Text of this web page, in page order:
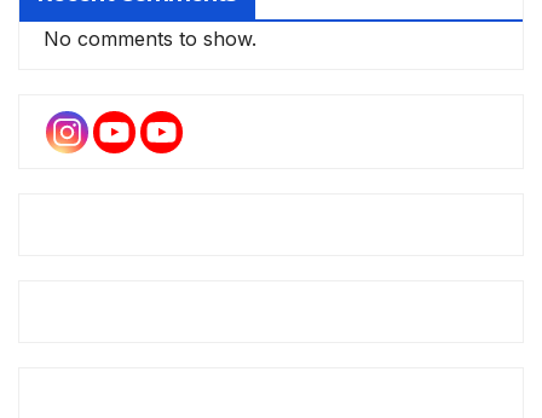
No comments to show.